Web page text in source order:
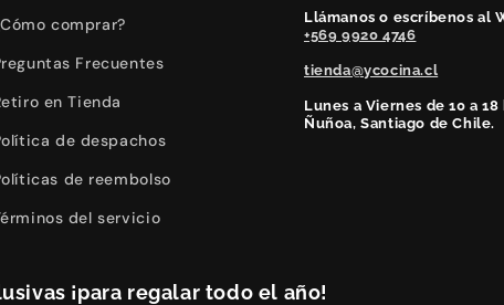
comprar?
Frecuentes
en Tienda
de despachos
de reembolso
del servicio
Llámanos o escríbenos al
+569 9920 4746
tienda@ycocina.cl
Lunes a Viernes de 10 a 18
Ñuñoa, Santiago de Chile.
¡para regalar todo el año!